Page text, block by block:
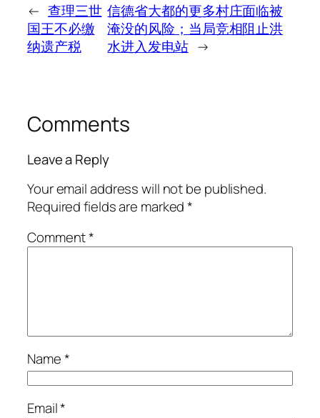
← 查理三世
国王不必缴
纳遗产税
信德省大都的更多村庄面临被
淹没的风险；当局竞相阻止洪
水进入发电站 →
Comments
Leave a Reply
Your email address will not be published.
Required fields are marked*
Comment*
Name*
Email*